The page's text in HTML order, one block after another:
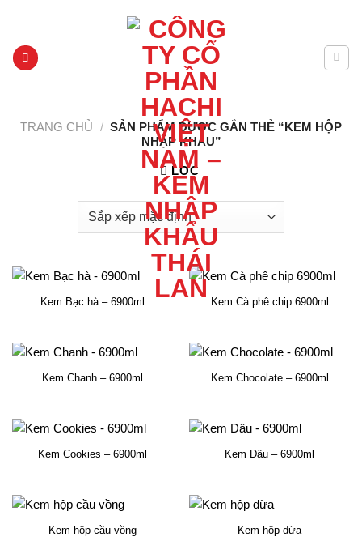
dung
TRANG CHỦ / SẢN PHẨM ĐƯỢC GẮN THẺ “KEM HỘP
NHẬP KHẨU”
LỌC
Kem Bạc hà – 6900ml Kem Cà phê chip 6900ml
Kem Chanh – 6900ml Kem Chocolate – 6900ml
Kem Cookies – 6900ml Kem Dâu – 6900ml
Kem hộp cầu vồng Kem hộp dừa